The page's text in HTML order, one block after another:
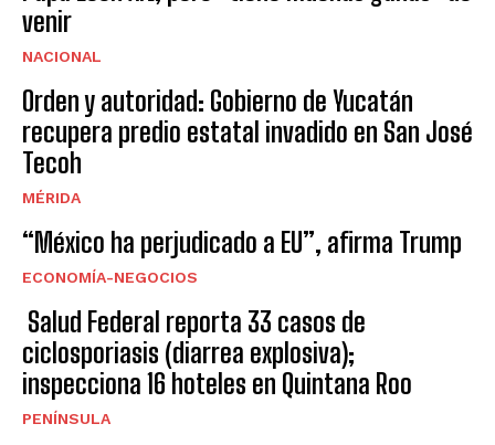
venir
NACIONAL
Orden y autoridad: Gobierno de Yucatán
recupera predio estatal invadido en San José
Tecoh
MÉRIDA
“México ha perjudicado a EU”, afirma Trump
ECONOMÍA-NEGOCIOS
Salud Federal reporta 33 casos de
ciclosporiasis (diarrea explosiva);
inspecciona 16 hoteles en Quintana Roo
PENÍNSULA